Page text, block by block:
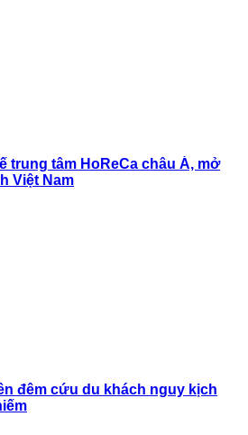
trung tâm HoReCa châu Á, mở
Việt Nam
đêm cứu du khách nguy kịch